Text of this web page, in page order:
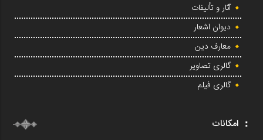
آثار و تألیفات
دیوان اشعار
معارف دین
گالری تصاویر
گالری فیلم
امکانات